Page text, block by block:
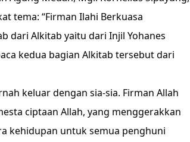
tema: “Firman Ilahi Berkuasa
dari Alkitab yaitu dari Injil Yohanes
kedua bagian Alkitab tersebut dari
keluar dengan sia-sia. Firman Allah
ciptaan Allah, yang menggerakkan
kehidupan untuk semua penghuni